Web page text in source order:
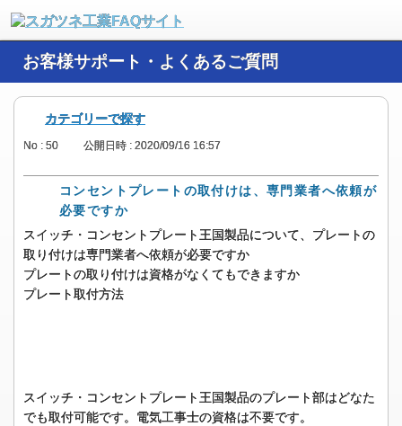
お客様サポート・よくあるご質問
カテゴリーで探す
No : 50 公開日時 : 2020/09/16 16:57
コンセントプレートの取付けは、専門業者へ依頼が
必要ですか
スイッチ・コンセントプレート王国製品について、プレートの
取り付けは専門業者へ依頼が必要ですか
プレートの取り付けは資格がなくてもできますか
プレート取付方法
スイッチ・コンセントプレート王国製品のプレート部はどなた
でも取付可能です。電気工事士の資格は不要です。